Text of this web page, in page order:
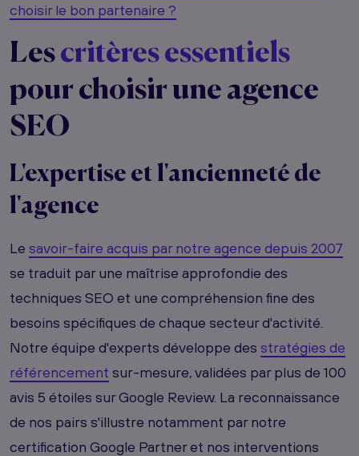
choisir le bon partenaire ?
Lescritères essentiels
pour choisir une agence
SEO
L'expertise et l'ancienneté de
l'agence
Le savoir-faire acquis par notre agence depuis 2007
se traduit par une maîtrise approfondie des
techniques SEO et une compréhension fine des
besoins spécifiques de chaque secteur d'activité.
Notre équipe d'experts développe des stratégies de
référencement sur-mesure, validées par plus de 100
avis 5 étoiles sur Google Review. La reconnaissance
de nos pairs s'illustre notamment par notre
certification Google Partner et nos interventions